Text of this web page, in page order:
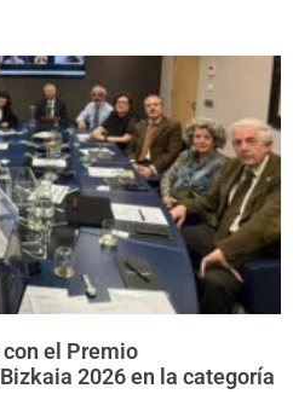
el Premio
2026 en la categoría